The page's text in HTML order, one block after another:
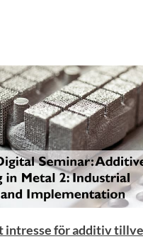
för additiv